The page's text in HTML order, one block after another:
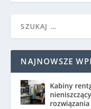
NAJNOWSZE
Kabiny
rozwiązania